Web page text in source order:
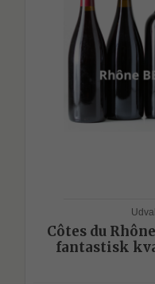
Côtes du
fantastisk